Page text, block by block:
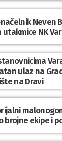
Neven
utakmice NK
ulaz na
na Dravi
brojne ekipe i